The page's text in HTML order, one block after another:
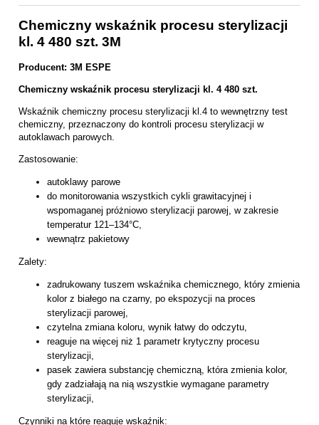
Chemiczny wskaźnik procesu sterylizacji
kl. 4 480 szt. 3M
Producent: 3M ESPE
Chemiczny wskaźnik procesu sterylizacji kl. 4 480 szt.
Wskaźnik chemiczny procesu sterylizacji kl.4 to wewnętrzny test
chemiczny, przeznaczony do kontroli procesu sterylizacji w
autoklawach parowych.
Zastosowanie:
autoklawy parowe
do monitorowania wszystkich cykli grawitacyjnej i
wspomaganej próżniowo sterylizacji parowej, w zakresie
temperatur 121–134°C,
wewnątrz pakietowy
Zalety:
zadrukowany tuszem wskaźnika chemicznego, który zmienia
kolor z białego na czarny, po ekspozycji na proces
sterylizacji parowej,
czytelna zmiana koloru, wynik łatwy do odczytu,
reaguje na więcej niż 1 parametr krytyczny procesu
sterylizacji,
pasek zawiera substancję chemiczną, która zmienia kolor,
gdy zadziałają na nią wszystkie wymagane parametry
sterylizacji,
Czynniki na które reaguje wskaźnik: